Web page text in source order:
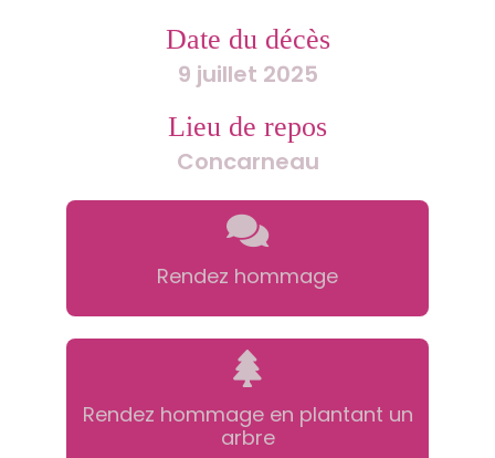
Date du décès
9 juillet 2025
Lieu de repos
Concarneau
Rendez hommage
Rendez hommage en plantant un
arbre